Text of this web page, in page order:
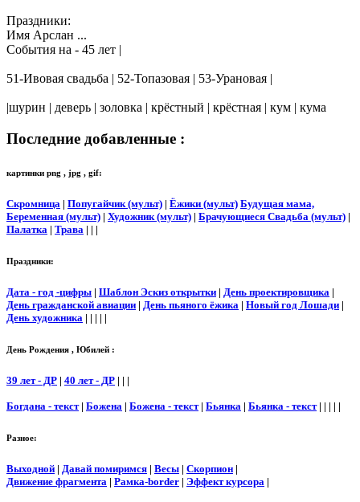
Праздники:
Имя Арслан ...
События на - 45 лет |
51-Ивовая свадьба | 52-Топазовая | 53-Урановая |
|шурин | деверь | золовка | крёстный | крёстная | кум | кума
Последние добавленные :
картинки png , jpg , gif:
Скромница | Попугайчик (мульт) | Ёжики (мульт) Будущая мама,
Беременная (мульт) | Художник (мульт) | Брачующиеся Свадьба (мульт) |
Палатка | Трава | | |
Праздники:
Дата - год -цифры | Шаблон Эскиз открытки | День проектировщика |
День гражданской авиации | День пьяного ёжика | Новый год Лошади |
День художника | | | | |
День Рождения , Юбилей :
39 лет - ДР | 40 лет - ДР | | |
Богдана - текст| Божена | Божена - текст| Бьянка | Бьянка - текст| | | | |
Разное:
Выходной | Давай помиримся | Весы | Скорпион |
Движение фрагмента | Рамка-border | Эффект курсора |